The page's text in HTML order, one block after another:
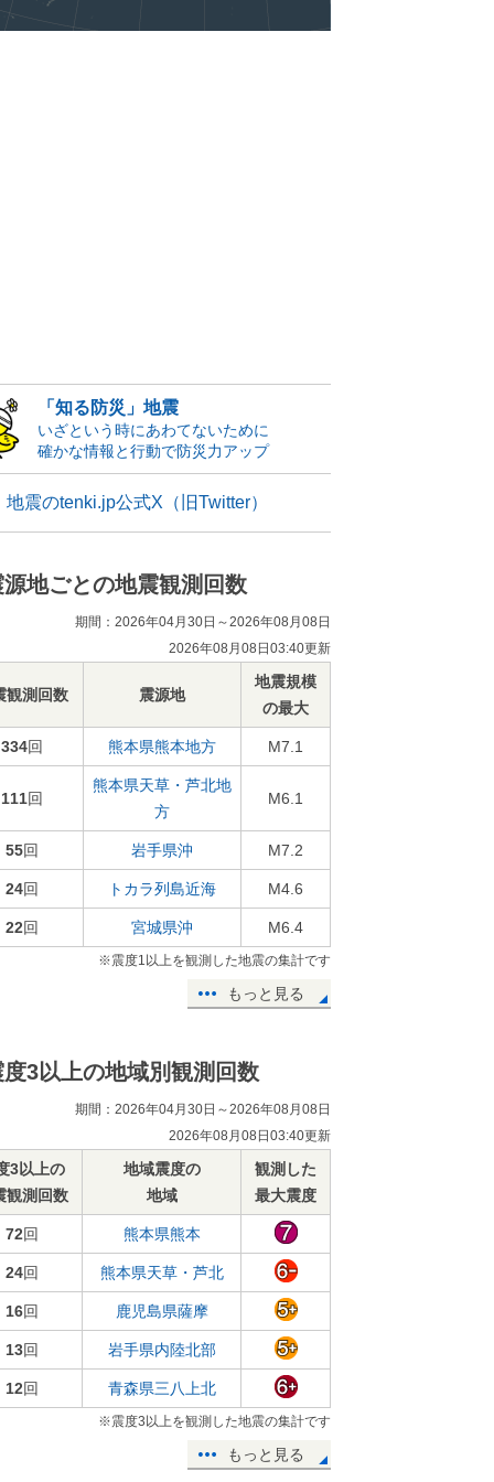
「知る防災」地震
いざという時にあわてないために
確かな情報と行動で防災力アップ
地震のtenki.jp公式X（旧Twitter）
源地ごとの地震観測回数
期間：2026年04月30日～2026年08月08日
2026年08月08日03:40更新
観測回数 震源地
地震規模
の最大
334回 熊本県熊本地方 M7.1
111回
熊本県天草・芦北地
方
M6.1
55回 岩手県沖 M7.2
24回 トカラ列島近海 M4.6
22回 宮城県沖 M6.4
※震度1以上を観測した地震の集計です
もっと見る
度3以上の地域別観測回数
期間：2026年04月30日～2026年08月08日
2026年08月08日03:40更新
3以上の
観測回数
地域震度の
地域
観測した
最大震度
72回 熊本県熊本
24回 熊本県天草・芦北
16回 鹿児島県薩摩
13回 岩手県内陸北部
12回 青森県三八上北
※震度3以上を観測した地震の集計です
もっと見る